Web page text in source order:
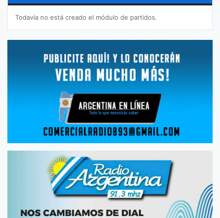
Todavía no está creado el módulo de partidos.